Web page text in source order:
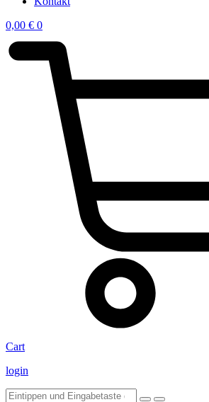
0,00 € 0
Cart
login